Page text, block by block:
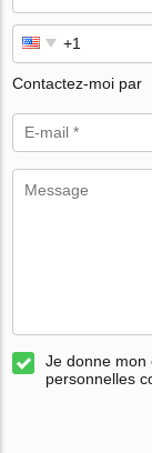
Contactez-moi par
Je donne mon
personnelles